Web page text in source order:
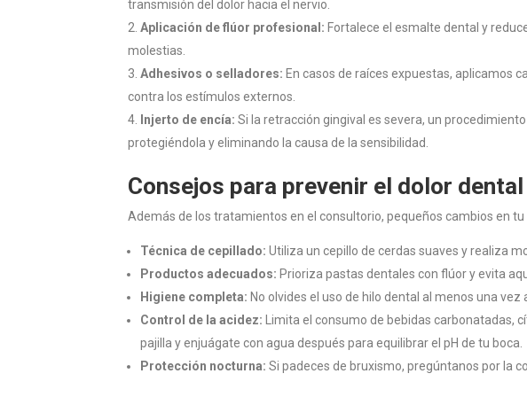
transmisión del dolor hacia el nervio.
Aplicación de flúor profesional: Fortalece el esmalte dental y
molestias.
Adhesivos o selladores: En casos de raíces expuestas, aplicamos
contra los estímulos externos.
Injerto de encía: Si la retracción gingival es severa, un
protegiéndola y eliminando la causa de la sensibilidad.
Consejos para prevenir el dolor dental
Además de los tratamientos en el consultorio, pequeños cambios en
Técnica de cepillado: Utiliza un cepillo de cerdas suaves y realiza
Productos adecuados: Prioriza pastas dentales con flúor y evita
Higiene completa: No olvides el uso de hilo dental al menos una
Control de la acidez: Limita el consumo de bebidas carbonatadas,
pajilla y enjuágate con agua después para equilibrar el pH de tu boca.
Protección nocturna: Si padeces de bruxismo, pregúntanos por la